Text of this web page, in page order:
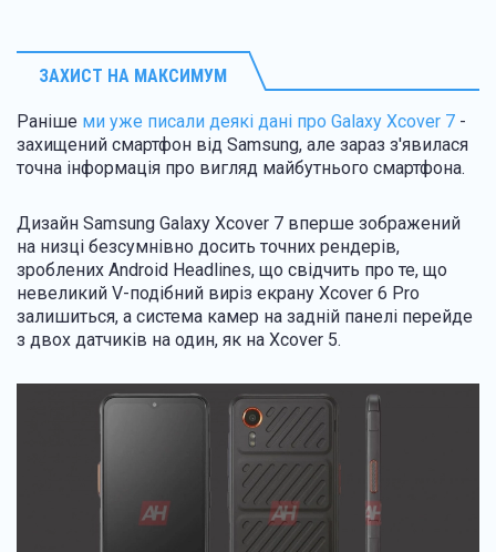
ЗАХИСТ НА МАКСИМУМ
Раніше ми уже писали деякі дані про Galaxy Xcover 7 -
захищений смартфон від Samsung, але зараз з'явилася
точна інформація про вигляд майбутнього смартфона.
Дизайн Samsung Galaxy Xcover 7 вперше зображений
на низці безсумнівно досить точних рендерів,
зроблених Android Headlines, що свідчить про те, що
невеликий V-подібний виріз екрану Xcover 6 Pro
залишиться, а система камер на задній панелі перейде
з двох датчиків на один, як на Xcover 5.